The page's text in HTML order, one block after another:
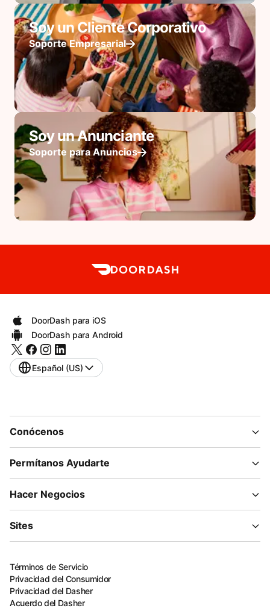
Soy un Cliente Corporativo
Soporte Empresarial
Soy un Anunciante
Soporte para Anuncios
DoorDash para iOS
DoorDash para Android
Español (US)
Conócenos
Permítanos Ayudarte
Hacer Negocios
Sites
Términos de Servicio
Privacidad del Consumidor
Privacidad del Dasher
Acuerdo del Dasher